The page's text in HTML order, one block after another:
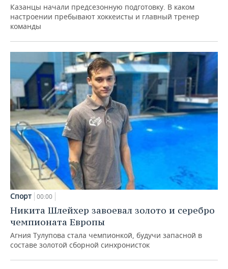
Казанцы начали предсезонную подготовку. В каком
настроении пребывают хоккеисты и главный тренер
команды
Спорт 00:00
Никита Шлейхер завоевал золото и серебро
чемпионата Европы
Агния Тулупова стала чемпионкой, будучи запасной в
составе золотой сборной синхронисток